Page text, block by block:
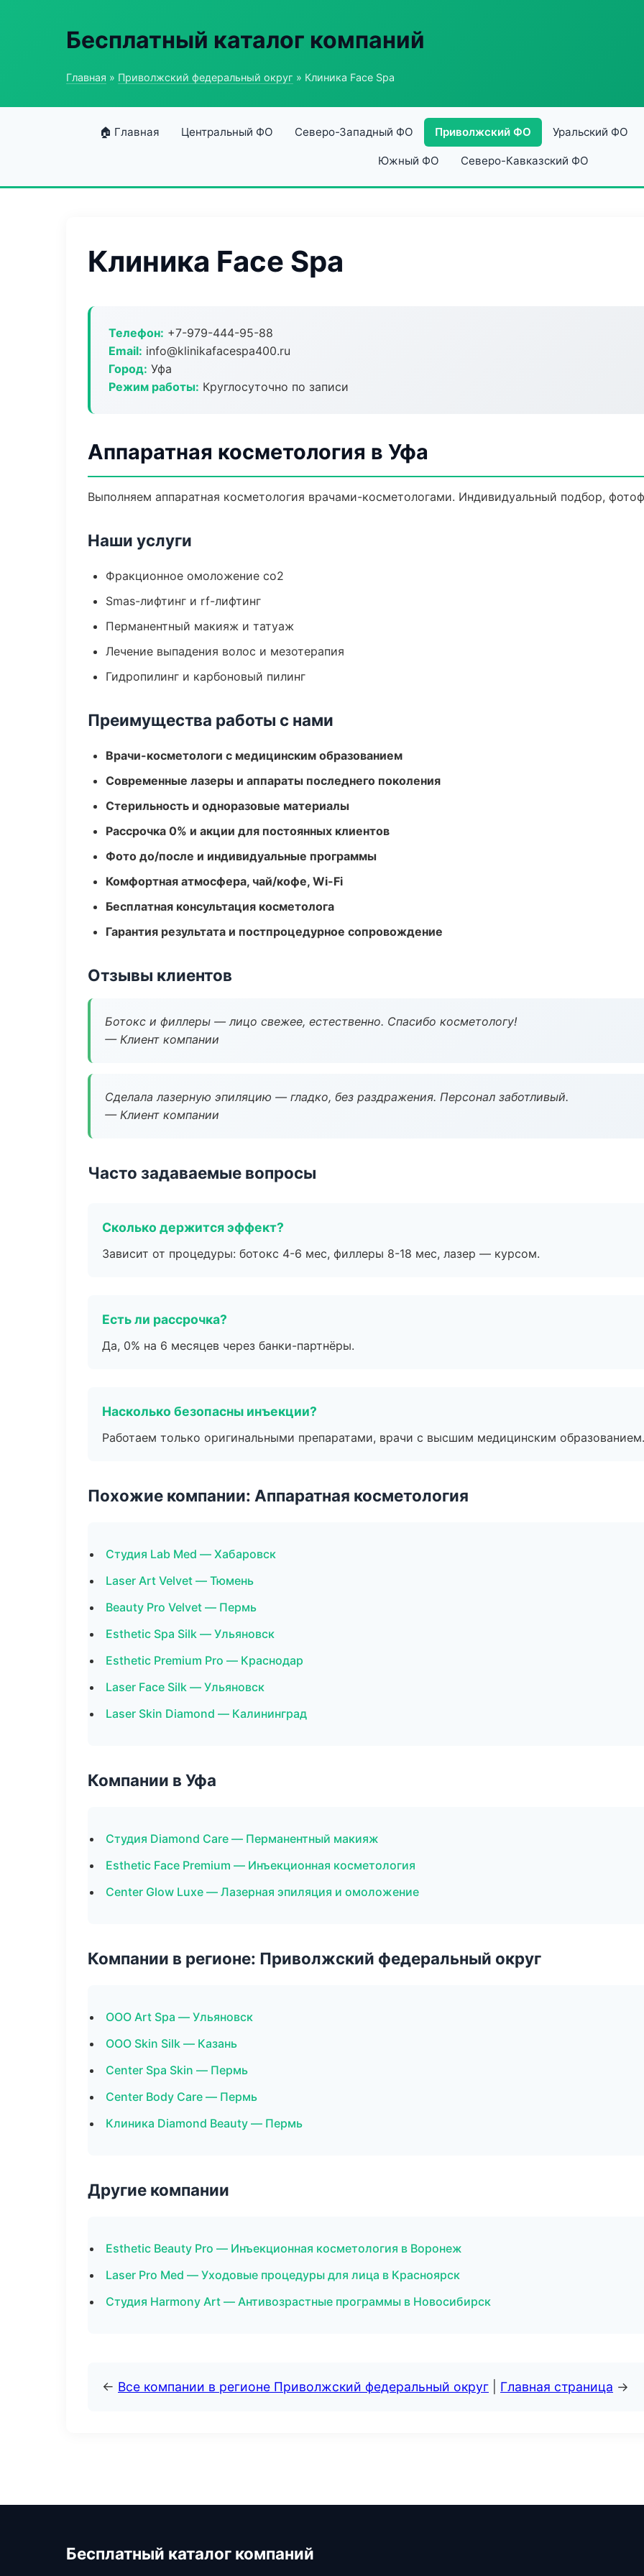
Бесплатный каталог компаний
Главная » Приволжский федеральный округ » Клиника Face Spa
🏠 Главная Центральный ФО Северо-Западный ФО Приволжский ФО Уральский ФО
Южный ФО Северо-Кавказский ФО
Клиника Face Spa
Телефон: +7-979-444-95-88
Email: info@klinikafacespa400.ru
Город: Уфа
Режим работы: Круглосуточно по записи
Аппаратная косметология в Уфа
Выполняем аппаратная косметология врачами-косметологами. Индивидуальный подбор,
Наши услуги
Фракционное омоложение co2
Smas-лифтинг и rf-лифтинг
Перманентный макияж и татуаж
Лечение выпадения волос и мезотерапия
Гидропилинг и карбоновый пилинг
Преимущества работы с нами
Врачи-косметологи с медицинским образованием
Современные лазеры и аппараты последнего поколения
Стерильность и одноразовые материалы
Рассрочка 0% и акции для постоянных клиентов
Фото до/после и индивидуальные программы
Комфортная атмосфера, чай/кофе, Wi-Fi
Бесплатная консультация косметолога
Гарантия результата и постпроцедурное сопровождение
Отзывы клиентов
Ботокс и филлеры — лицо свежее, естественно. Спасибо косметологу!
— Клиент компании
Сделала лазерную эпиляцию — гладко, без раздражения. Персонал заботливый.
— Клиент компании
Часто задаваемые вопросы
Сколько держится эффект?
Зависит от процедуры: ботокс 4-6 мес, филлеры 8-18 мес, лазер — курсом.
Есть ли рассрочка?
Да, 0% на 6 месяцев через банки-партнёры.
Насколько безопасны инъекции?
Работаем только оригинальными препаратами, врачи с высшим медицинским образованием.
Похожие компании: Аппаратная косметология
Студия Lab Med — Хабаровск
Laser Art Velvet — Тюмень
Beauty Pro Velvet — Пермь
Esthetic Spa Silk — Ульяновск
Esthetic Premium Pro — Краснодар
Laser Face Silk — Ульяновск
Laser Skin Diamond — Калининград
Компании в Уфа
Студия Diamond Care — Перманентный макияж
Esthetic Face Premium — Инъекционная косметология
Center Glow Luxe — Лазерная эпиляция и омоложение
Компании в регионе: Приволжский федеральный округ
ООО Art Spa — Ульяновск
ООО Skin Silk — Казань
Center Spa Skin — Пермь
Center Body Care — Пермь
Клиника Diamond Beauty — Пермь
Другие компании
Esthetic Beauty Pro — Инъекционная косметология в Воронеж
Laser Pro Med — Уходовые процедуры для лица в Красноярск
Студия Harmony Art — Антивозрастные программы в Новосибирск
← Все компании в регионе Приволжский федеральный округ Главная страница →
Бесплатный каталог компаний